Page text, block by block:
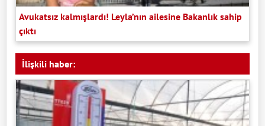
Avukatsız kalmışlardı! Leyla’nın ailesine Bakanlık sahip
çıktı
İlişkili haber: